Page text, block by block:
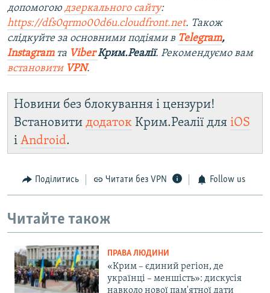
допомогою дзеркального сайту:
https://dfs0qrmo00d6u.cloudfront.net. Також
слідкуйте за основними подіями в Telegram,
Instagramта ViberКрим.Реалії. Рекомендуємо вам
встановити VPN.
Новини без блокування і цензури!
Встановити додаток Крим.Реалії для iOS
і Android.
Поділитись Читати без VPN Follow us
Читайте також
ПРАВА ЛЮДИНИ
«Крим – єдиний регіон, де
українці – меншість»: дискусія
навколо нової пам'ятної дати